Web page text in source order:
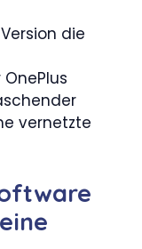
die
vernetzte